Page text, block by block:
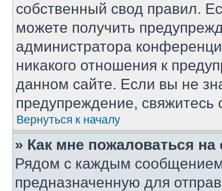
собственный свод правил.
можете получить
администратора
никакого отношения к
данном сайте. Если вы не
предупреждение,
Вернуться к началу
» Как мне пожаловаться
Рядом с каждым сообщением
предназначенную для